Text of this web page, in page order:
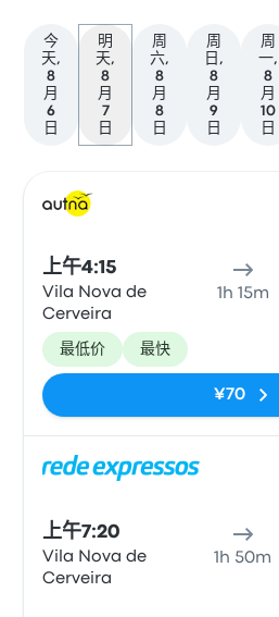
今
天,
8
月
6
日
明
天,
8
月
7
日
周
六,
8
月
8
日
周
日,
8
月
9
日
周
一,
8
月
10
日
上午4:15
Vila Nova de
Cerveira
1h 15m
最低价 最快
¥70
上午7:20
Vila Nova de
Cerveira
1h 50m